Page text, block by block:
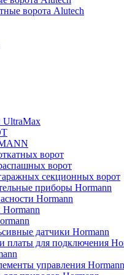
ворота Alutech
UltraMax
ворот
ворот
секционных ворот
приборы Hormann
Hormann
датчики Hormann
платы для подключения
управления Hormann